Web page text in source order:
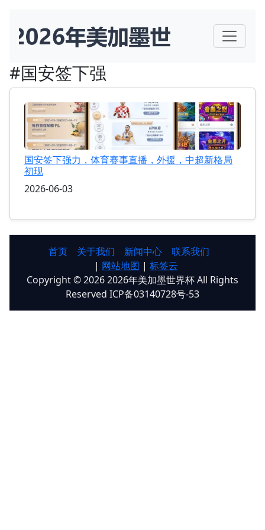
#国安签下强
国安签下强力，体育赛事直播，外援，中超新格局
初现
2026-06-03
首页 关于我们 新闻中心
联系我们
| 网站地图 | 标签云
Copyright © 2026 2026年美加墨世界杯 All Rights
Reserved ICP备03140728号-53